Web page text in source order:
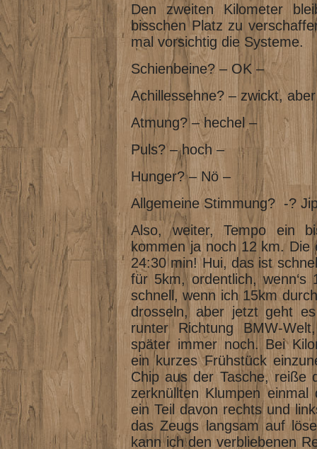
Den zweiten Kilometer
bisschen Platz zu
mal vorsichtig die Systeme.
Schienbeine? – OK –
Achillessehne? – zwickt,
Atmung? – hechel –
Puls? – hoch –
Hunger? – Nö –
Allgemeine Stimmung? -?
Also, weiter, Tempo ein
kommen ja noch 12 km.
24:30 min! Hui, das ist
für 5km, ordentlich,
schnell, wenn ich 15km
drosseln, aber jetzt geht
runter Richtung BMW-
später immer noch. Bei
ein kurzes Frühstück
Chip aus der Tasche, reiße
zerknüllten Klumpen
ein Teil davon rechts und
das Zeugs langsam auf
kann ich den verbliebenen